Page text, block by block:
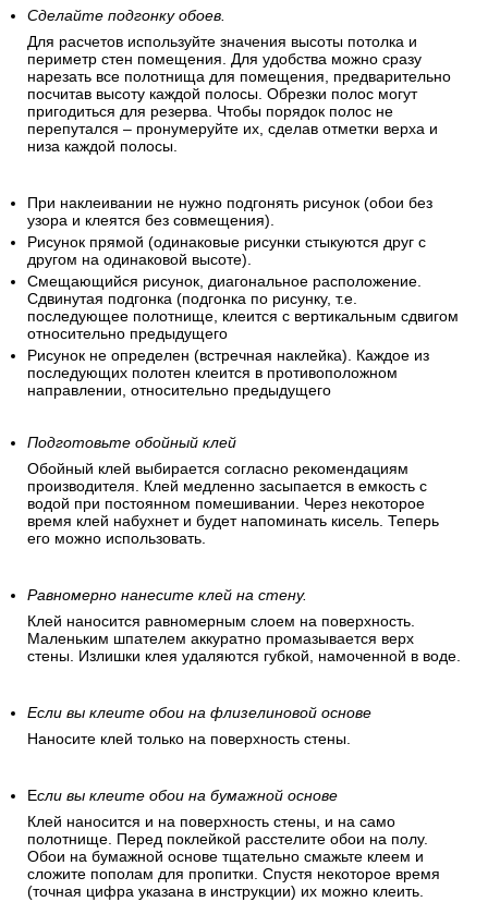
Сделайте подгонку обоев.
Для расчетов используйте значения высоты потолка и
периметр стен помещения. Для удобства можно сразу
нарезать все полотнища для помещения, предварительно
посчитав высоту каждой полосы. Обрезки полос могут
пригодиться для резерва. Чтобы порядок полос не
перепутался – пронумеруйте их, сделав отметки верха и
низа каждой полосы.
При наклеивании не нужно подгонять рисунок (обои без
узора и клеятся без совмещения).
Рисунок прямой (одинаковые рисунки стыкуются друг с
другом на одинаковой высоте).
Смещающийся рисунок, диагональное расположение.
Сдвинутая подгонка (подгонка по рисунку, т.е.
последующее полотнище, клеится с вертикальным сдвигом
относительно предыдущего
Рисунок не определен (встречная наклейка). Каждое из
последующих полотен клеится в противоположном
направлении, относительно предыдущего
Подготовьте обойный клей
Обойный клей выбирается согласно рекомендациям
производителя. Клей медленно засыпается в емкость с
водой при постоянном помешивании. Через некоторое
время клей набухнет и будет напоминать кисель. Теперь
его можно использовать.
Равномерно нанесите клей на стену.
Клей наносится равномерным слоем на поверхность.
Маленьким шпателем аккуратно промазывается верх
стены. Излишки клея удаляются губкой, намоченной в воде.
Если вы клеите обои на флизелиновой основе
Наносите клей только на поверхность стены.
Если вы клеите обои на бумажной основе
Клей наносится и на поверхность стены, и на само
полотнище. Перед поклейкой расстелите обои на полу.
Обои на бумажной основе тщательно смажьте клеем и
сложите пополам для пропитки. Спустя некоторое время
(точная цифра указана в инструкции) их можно клеить.